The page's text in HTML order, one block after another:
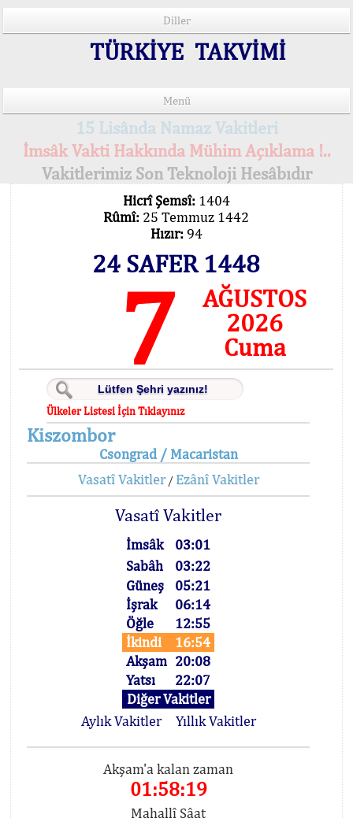
Diller
TÜRKİYE TAKVİMİ
Menü
15 Lisânda Namaz Vakitleri
İmsâk Vakti Hakkında Mühim Açıklama !..
Vakitlerimiz Son Teknoloji Hesâbıdır
Hicrî Şemsî: 1404
Rûmî: 25 Temmuz 1442
Hızır: 94
24 SAFER 1448
7
AĞUSTOS
2026
Cuma
Ülkeler Listesi İçin Tıklayınız
Kiszombor
Csongrad / Macaristan
Vasatî Vakitler/ Ezânî Vakitler
Vasatî Vakitler
İmsâk
03:01
Sabâh
03:22
Güneş
05:21
İşrak
06:14
Öğle
12:55
İkindi
16:54
Akşam 20:08
Yatsı
22:07
Diğer Vakitler
Aylık Vakitler
Yıllık Vakitler
Akşam'a kalan zaman
01:58:18
Mahallî Sâat